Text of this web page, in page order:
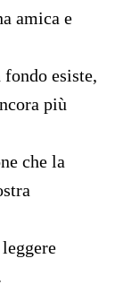
amica e
esiste,
più
che la